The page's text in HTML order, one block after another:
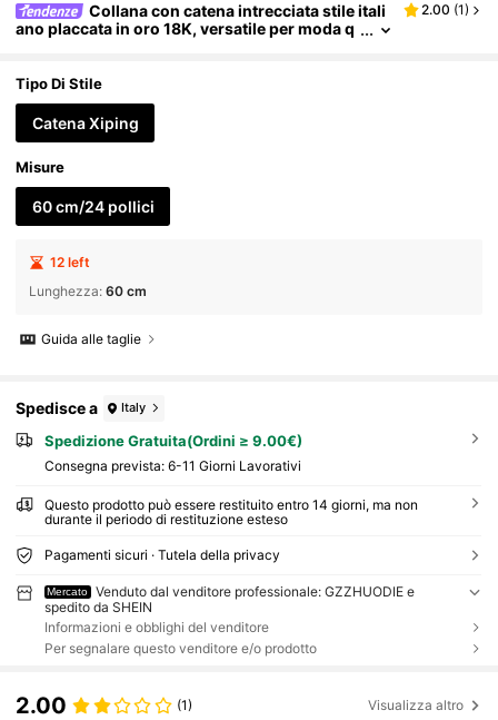
Collana con catena intrecciata stile itali
ano placcata in oro 18K, versatile per moda q
2.00 (1)
Tipo Di Stile
Catena Xiping
Misure
60 cm/24 pollici
12 left
Lunghezza: 60 cm
Guida alle taglie
Spedisce a Italy
Spedizione Gratuita(Ordini ≥ 9.00€)
Consegna prevista: 6-11 Giorni Lavorativi
Questo prodotto può essere restituito entro 14 giorni, ma non
durante il periodo di restituzione esteso
Pagamenti sicuri · Tutela della privacy
Mercato
Venduto dal venditore professionale: GZZHUODIE e
spedito da SHEIN
Informazioni e obblighi del venditore
Per segnalare questo venditore e/o prodotto
2.00 (1) Visualizza altro